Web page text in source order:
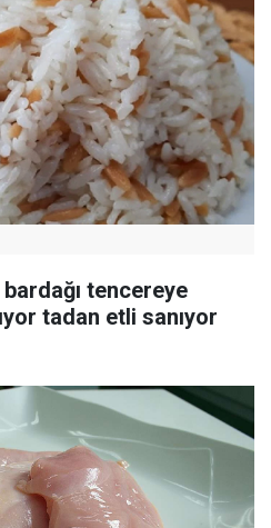
tencereye
tadan etli sanıyor